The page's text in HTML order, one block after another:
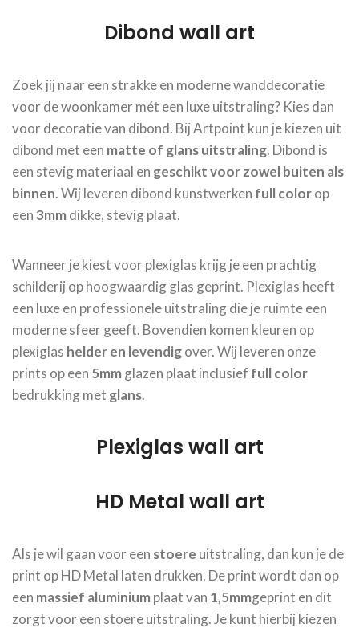
Dibond wall art
Zoek jij naar een strakke en moderne wanddecoratie
voor de woonkamer mét een luxe uitstraling? Kies dan
voor decoratie van dibond. Bij Artpoint kun je kiezen uit
dibond met een matte of glansuitstraling. Dibond is
een stevig materiaal en geschikt voor zowel buiten als
binnen. Wij leveren dibond kunstwerken full colorop
een3mmdikke, stevig plaat.
Wanneer je kiest voor plexiglas krijg je een prachtig
schilderij op hoogwaardig glas geprint. Plexiglas heeft
een luxe en professionele uitstraling die je ruimte een
moderne sfeer geeft. Bovendien komen kleuren op
plexiglas helder en levendigover. Wij leveren onze
prints op een 5mmglazen plaat inclusief full color
bedrukking met glans.
Plexiglas wall art
HD Metal wall art
Als je wil gaan voor een stoere uitstraling, dan kun je de
print op HD Metal laten drukken. De print wordt dan op
een massief aluminiumplaat van 1,5mmgeprint en dit
zorgt voor een stoere uitstraling. Je kunt hierbij kiezen